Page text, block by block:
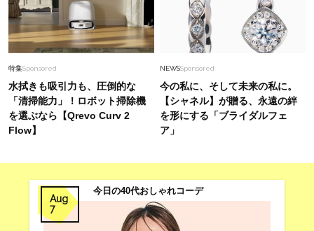
特集Sponsored
水拭きも吸引力も、圧倒的な
「清掃能力」！ロボット掃除機
を選ぶなら【Qrevo Curv 2
Flow】
NEWSSponsored
今の私に、そして未来の私に。
【シャネル】が贈る、永遠の絆
を形にする「ブライダルフェ
ア」
Aug
7
今日の40代おしゃれコーデ